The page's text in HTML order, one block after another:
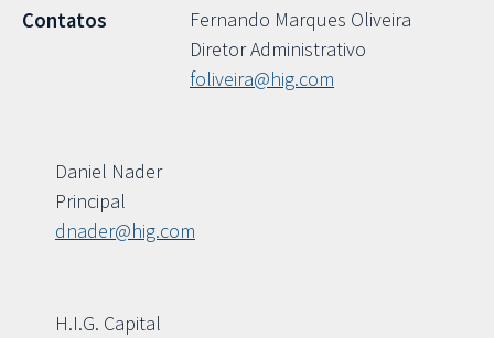
Contatos
Fernando Marques Oliveira
Diretor Administrativo
foliveira@hig.com
Daniel Nader
Principal
dnader@hig.com
H.I.G. Capital